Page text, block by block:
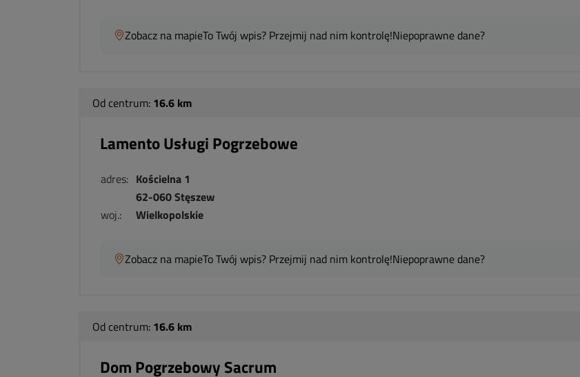
Zobacz na mapieTo Twój wpis? Przejmij nad nim kontrolę!Niepoprawne dane?
Od centrum: 16.6 km
Lamento Usługi Pogrzebowe
adres: Kościelna 1
62-060 Stęszew
woj.:
Wielkopolskie
Zobacz na mapieTo Twój wpis? Przejmij nad nim kontrolę!Niepoprawne dane?
Od centrum: 16.6 km
Dom Pogrzebowy Sacrum